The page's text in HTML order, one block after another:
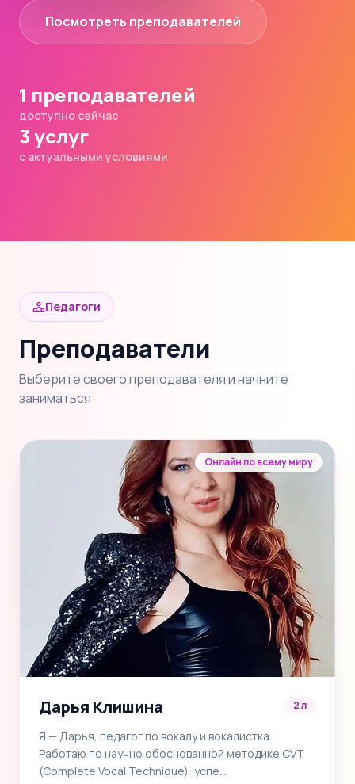
Посмотреть преподавателей
1 преподавателей
доступно сейчас
3 услуг
с актуальными условиями
Педагоги
Преподаватели
Выберите своего преподавателя и начните
заниматься
Онлайн по всему миру
Дарья Клишина 2 л
Я — Дарья, педагог по вокалу и вокалистка.
Работаю по научно обоснованной методике CVT
(Complete Vocal Technique): успе…